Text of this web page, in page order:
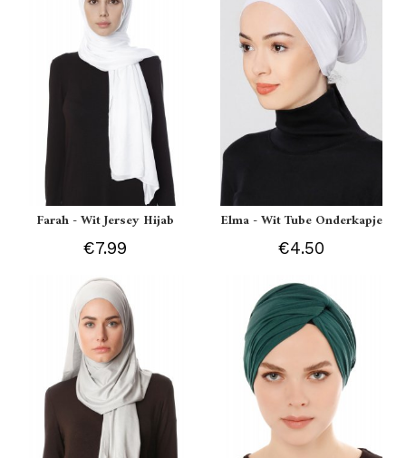
Farah - Wit Jersey Hijab
€7.99
Elma - Wit Tube Onderkapje
€4.50